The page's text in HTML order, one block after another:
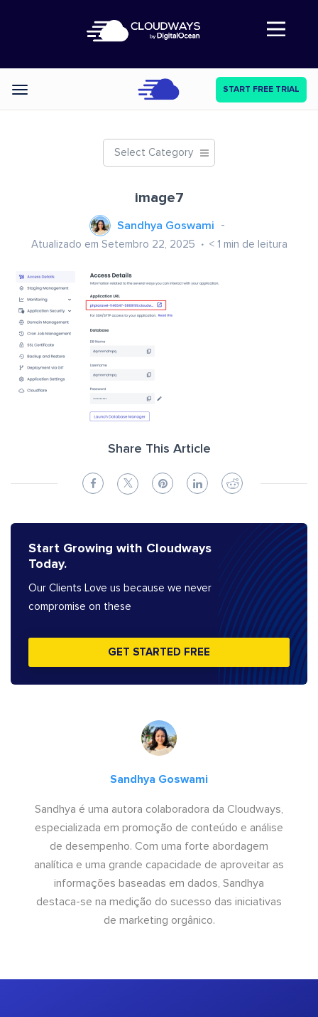
Abre a navegação
Categories START FREE TRIAL
Select Category
image7
Sandhya Goswami
Atualizado em Setembro 22, 2025 < 1 min de leitura
Share This Article
Start Growing with Cloudways
Today.
Our Clients Love us because we never
compromise on these
GET STARTED FREE
Sandhya Goswami
Sandhya é uma autora colaboradora da Cloudways,
especializada em promoção de conteúdo e análise
de desempenho. Com uma forte abordagem
analítica e uma grande capacidade de aproveitar as
informações baseadas em dados, Sandhya
destaca-se na medição do sucesso das iniciativas
de marketing orgânico.